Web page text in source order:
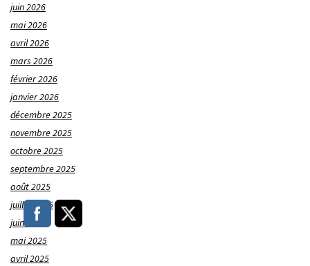
juin 2026
mai 2026
avril 2026
mars 2026
février 2026
janvier 2026
décembre 2025
novembre 2025
octobre 2025
septembre 2025
août 2025
juillet 2025
juin 2025
mai 2025
avril 2025